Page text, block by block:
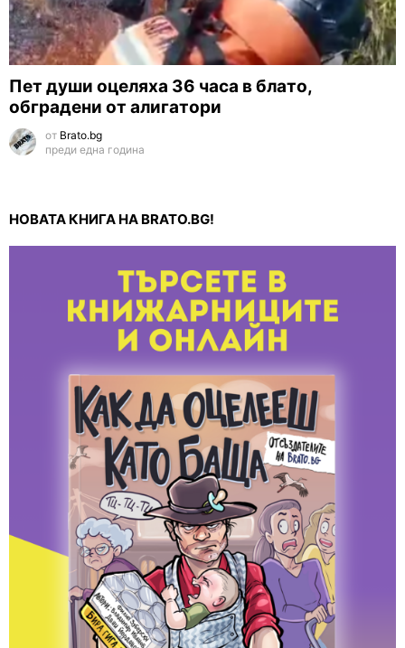
Пет души оцеляха 36 часа в блато,
обградени от алигатори
от Brato.bg
преди една година
НОВАТА КНИГА НА BRATO.BG!